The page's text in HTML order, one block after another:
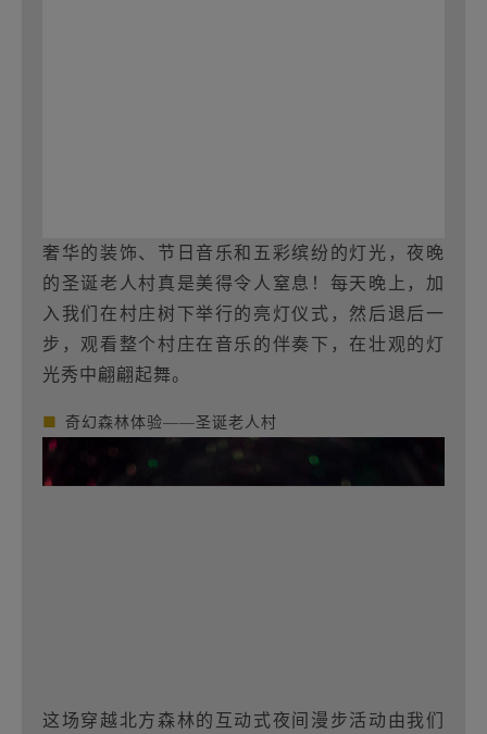
奢华的装饰、节日音乐和五彩缤纷的灯光，夜晚
的圣诞老人村真是美得令人窒息！每天晚上，加
入我们在村庄树下举行的亮灯仪式，然后退后一
步，观看整个村庄在音乐的伴奏下，在壮观的灯
光秀中翩翩起舞。
■ 奇幻森林体验——圣诞老人村
这场穿越北方森林的互动式夜间漫步活动由我们